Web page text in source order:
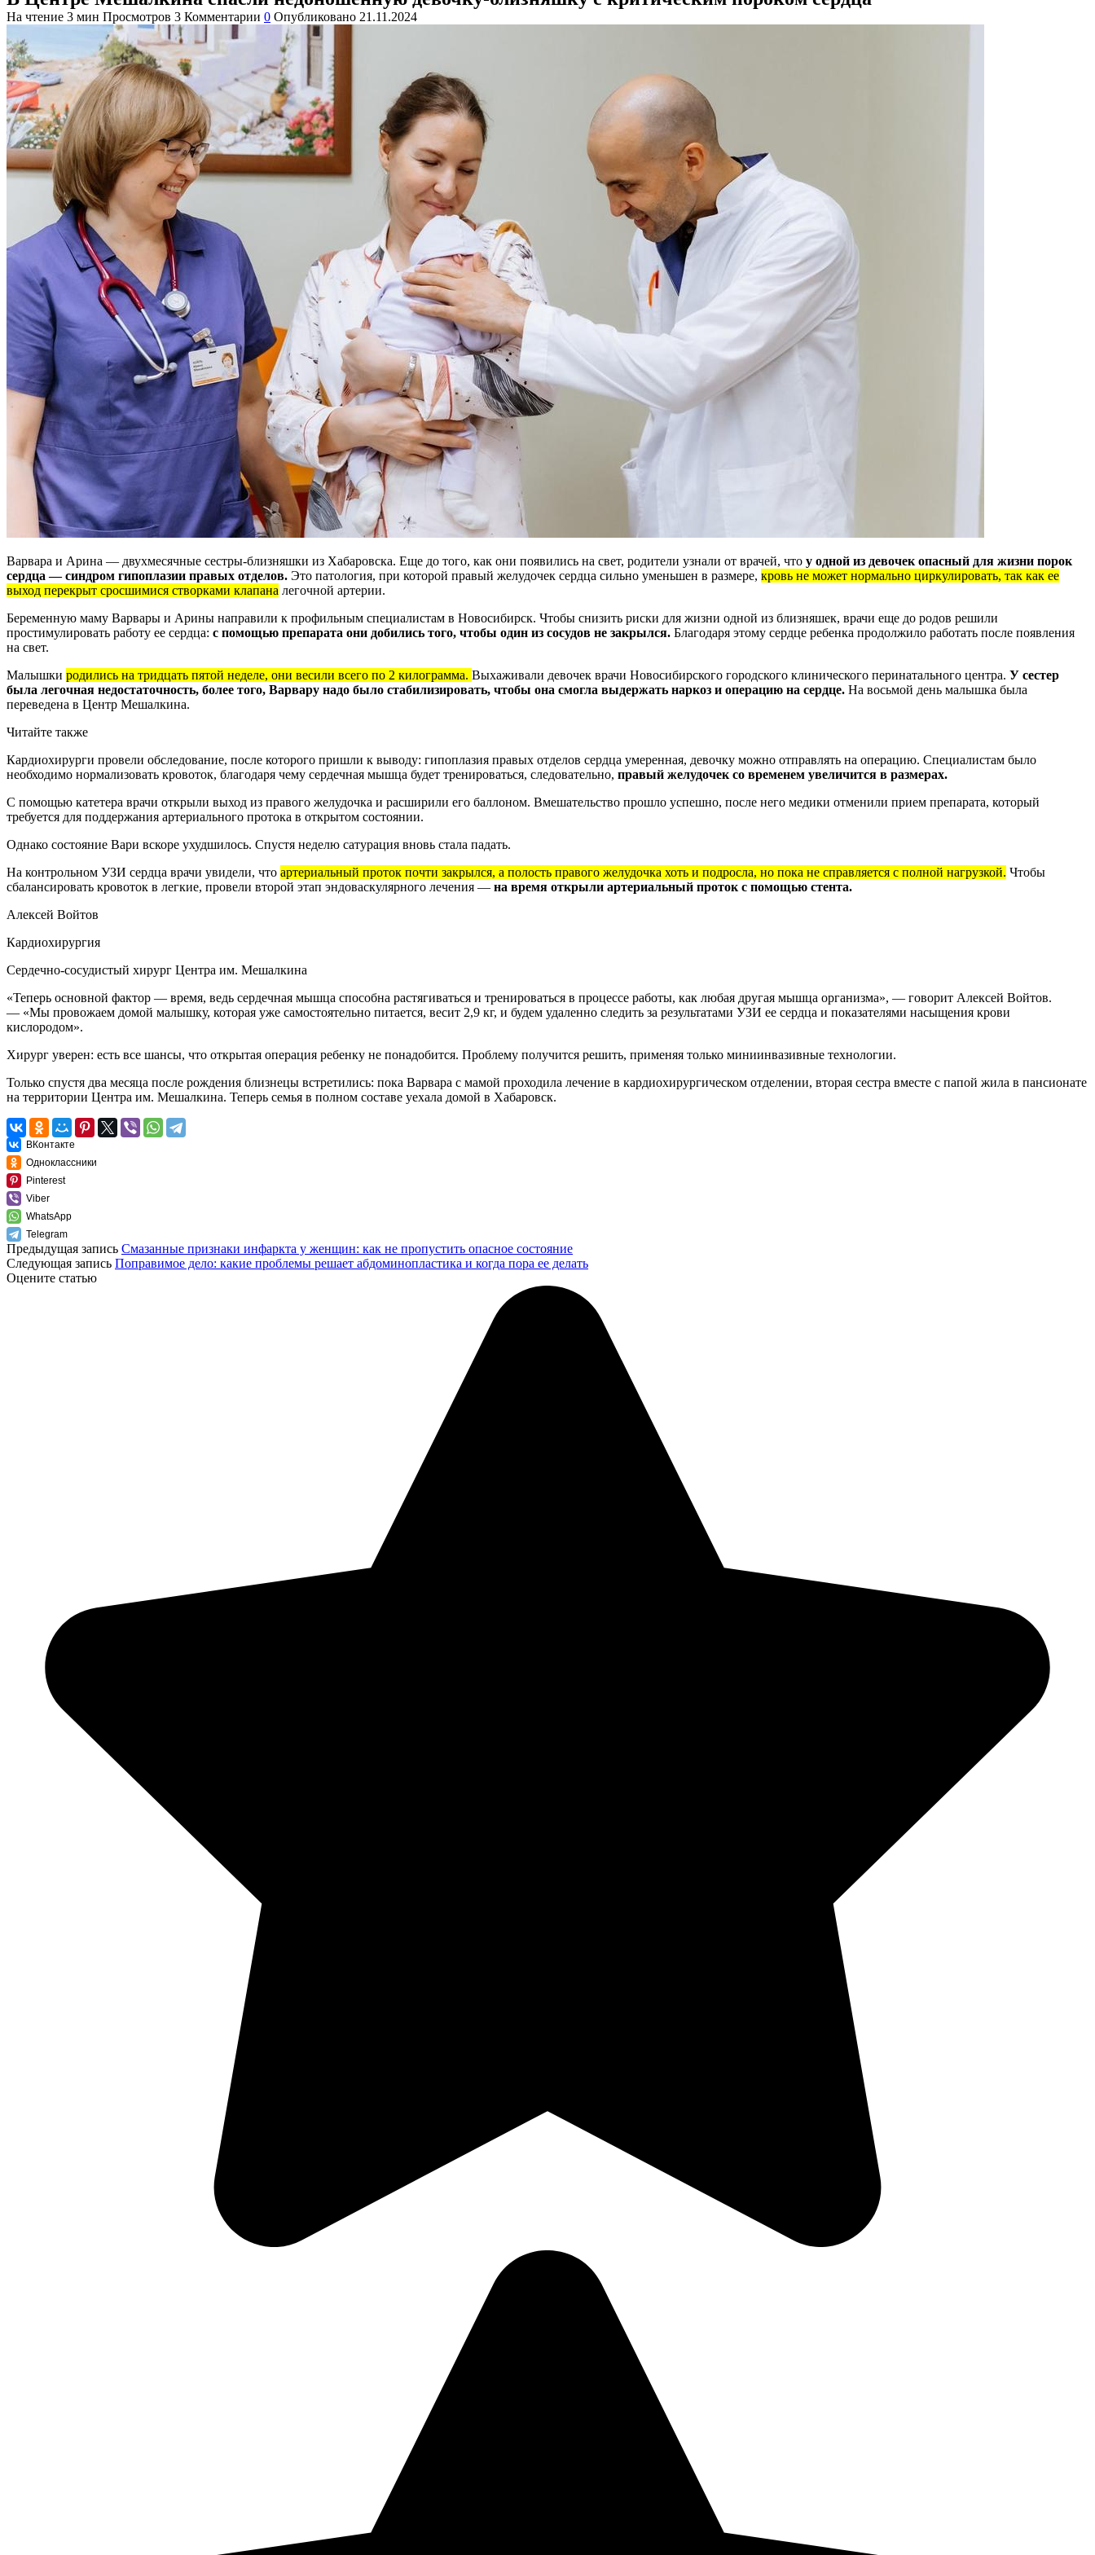
На чтение 3 мин Просмотров 3 Комментарии 0 Опубликовано 21.11.2024
Варвара и Арина — двухмесячные сестры-близняшки из Хабаровска. Еще до того, как они появились на свет, родители узнали от врачей, что у одной из девочек опасный для жизни порок
сердца — синдром гипоплазии правых отделов. Это патология, при которой правый желудочек сердца сильно уменьшен в размере, кровь не может нормально циркулировать, так как ее
выход перекрыт сросшимися створками клапана легочной артерии.
Беременную маму Варвары и Арины направили к профильным специалистам в Новосибирск. Чтобы снизить риски для жизни одной из близняшек, врачи еще до родов решили
простимулировать работу ее сердца: с помощью препарата они добились того, чтобы один из сосудов не закрылся. Благодаря этому сердце ребенка продолжило работать после появления
на свет.
Малышки родились на тридцать пятой неделе, они весили всего по 2 килограмма. Выхаживали девочек врачи Новосибирского городского клинического перинатального центра. У сестер
была легочная недостаточность, более того, Варвару надо было стабилизировать, чтобы она смогла выдержать наркоз и операцию на сердце. На восьмой день малышка была
переведена в Центр Мешалкина.
Читайте также
Кардиохирурги провели обследование, после которого пришли к выводу: гипоплазия правых отделов сердца умеренная, девочку можно отправлять на операцию. Специалистам было
необходимо нормализовать кровоток, благодаря чему сердечная мышца будет тренироваться, следовательно, правый желудочек со временем увеличится в размерах.
С помощью катетера врачи открыли выход из правого желудочка и расширили его баллоном. Вмешательство прошло успешно, после него медики отменили прием препарата, который
требуется для поддержания артериального протока в открытом состоянии.
Однако состояние Вари вскоре ухудшилось. Спустя неделю сатурация вновь стала падать.
На контрольном УЗИ сердца врачи увидели, что артериальный проток почти закрылся, а полость правого желудочка хоть и подросла, но пока не справляется с полной нагрузкой. Чтобы
сбалансировать кровоток в легкие, провели второй этап эндоваскулярного лечения — на время открыли артериальный проток с помощью стента.
Алексей Войтов
Кардиохирургия
Сердечно-сосудистый хирург Центра им. Мешалкина
«Теперь основной фактор — время, ведь сердечная мышца способна растягиваться и тренироваться в процессе работы, как любая другая мышца организма», — говорит Алексей Войтов.
— «Мы провожаем домой малышку, которая уже самостоятельно питается, весит 2,9 кг, и будем удаленно следить за результатами УЗИ ее сердца и показателями насыщения крови
кислородом».
Хирург уверен: есть все шансы, что открытая операция ребенку не понадобится. Проблему получится решить, применяя только миниинвазивные технологии.
Только спустя два месяца после рождения близнецы встретились: пока Варвара с мамой проходила лечение в кардиохирургическом отделении, вторая сестра вместе с папой жила в пансионате
на территории Центра им. Мешалкина. Теперь семья в полном составе уехала домой в Хабаровск.
ВКонтакте
Одноклассники
Pinterest
Viber
WhatsApp
Telegram
Предыдущая запись Смазанные признаки инфаркта у женщин: как не пропустить опасное состояние
Следующая запись Поправимое дело: какие проблемы решает абдоминопластика и когда пора ее делать
Оцените статью